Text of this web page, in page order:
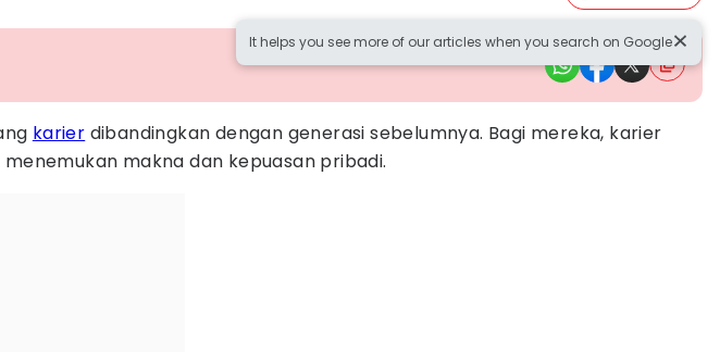
It helps you see more of our articles when you search on Google
karier dibandingkan dengan generasi sebelumnya. Bagi mereka, karier
makna dan kepuasan pribadi.